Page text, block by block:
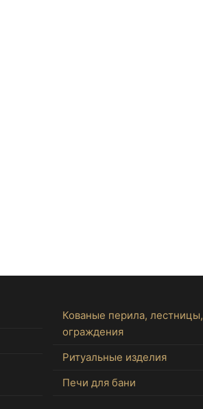
Кованые перила, лестницы,
ограждения
Ритуальные изделия
Печи для бани